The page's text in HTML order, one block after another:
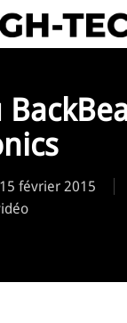
15 février 2015